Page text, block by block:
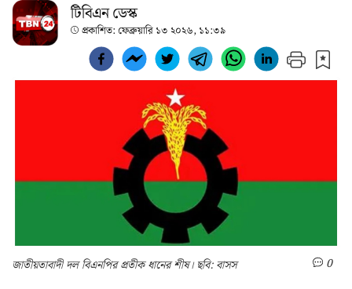
টিবিএন ডেস্ক
প্রকাশিত: ফেব্রুয়ারি ১৩ ২০২৬, ১১:৩৯
জাতীয়তাবাদী দল বিএনপির প্রতীক ধানের শীষ। ছবি: বাসস 0